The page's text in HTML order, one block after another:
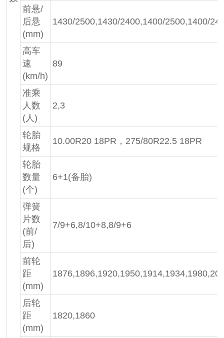
前悬/
后悬
(mm)
1430/2500,1430/2400,1400/2500,1400/
高车
速
(km/h)
89
准乘
人数
(人)
2,3
轮胎
规格
10.00R20 18PR，275/80R22.5 18PR
轮胎
数量
(个)
6+1(备胎)
弹簧
片数
(前/
后)
7/9+6,8/10+8,8/9+6
前轮
距
(mm)
后轮
距
(mm)
1820,1860